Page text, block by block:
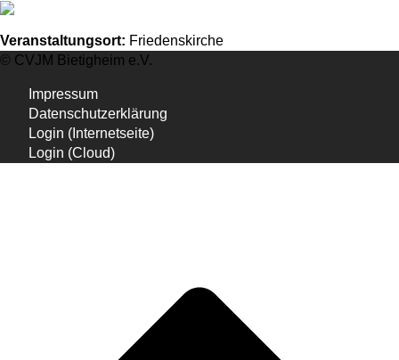
Veranstaltungsort: Friedenskirche
© CVJM Bietigheim e.V.
Impressum
Datenschutzerklärung
Login (Internetseite)
Login (Cloud)